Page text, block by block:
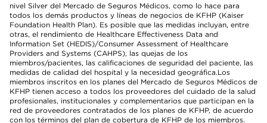
nivel Silver del Mercado de Seguros Médicos, como lo hace para
todos los demás productos y líneas de negocios de KFHP (Kaiser
Foundation Health Plan). Es posible que las medidas incluyan, entre
otras, el rendimiento de Healthcare Effectiveness Data and
Information Set (HEDIS)/Consumer Assessment of Healthcare
Providers and Systems (CAHPS), las quejas de los
miembros/pacientes, las calificaciones de seguridad del paciente, las
medidas de calidad del hospital y la necesidad geográfica.Los
miembros inscritos en los planes del Mercado de Seguros Médicos de
KFHP tienen acceso a todos los proveedores del cuidado de la salud
profesionales, institucionales y complementarios que participan en la
red de proveedores contratados de los planes de KFHP, de acuerdo
con los términos del plan de cobertura de KFHP de los miembros.